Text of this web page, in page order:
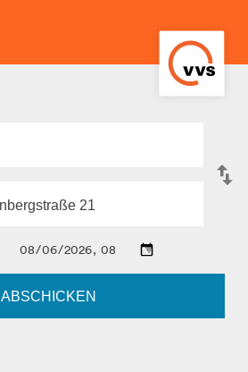
ABSCHICKEN